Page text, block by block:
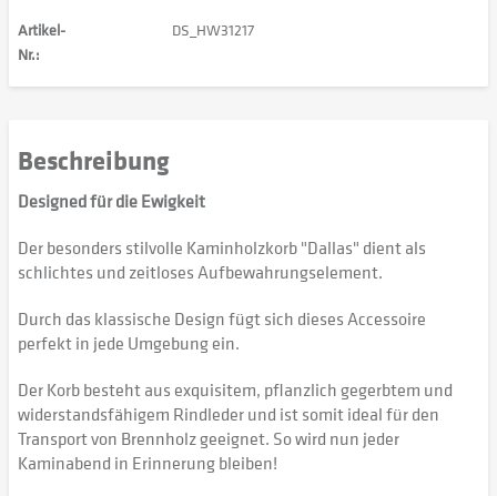
Artikel-
Nr.:
DS_HW31217
Beschreibung
Designed für die Ewigkeit
Der besonders stilvolle Kaminholzkorb "Dallas" dient als
schlichtes und zeitloses Aufbewahrungselement.
Durch das klassische Design fügt sich dieses Accessoire
perfekt in jede Umgebung ein.
Der Korb besteht aus exquisitem, pflanzlich gegerbtem und
widerstandsfähigem Rindleder und ist somit ideal für den
Transport von Brennholz geeignet. So wird nun jeder
Kaminabend in Erinnerung bleiben!